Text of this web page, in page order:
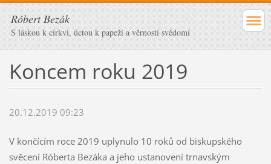
Róbert Bezák
S láskou k církvi, úctou k papeži a věrností svědomí
Koncem roku 2019
20.12.2019 09:23
V končícím roce 2019 uplynulo 10 roků od biskupského
svěcení Róberta Bezáka a jeho ustanovení trnavským